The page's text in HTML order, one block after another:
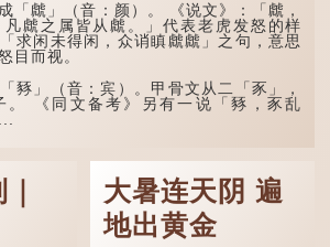
意思是
，必然
千金散
。
大约是
已被唐
，这期
虤」（音：颜）。 《说文》：「虤，
虤之属皆从虤。」代表老虎发怒的样
求闲未得闲，众诮瞋虤虤」之句，意思
目而视。
」（音：宾）。甲骨文从二「豕」，
。 《同文备考》另有一说「豩，豕乱
大暑连天阴 遍
地出黄金